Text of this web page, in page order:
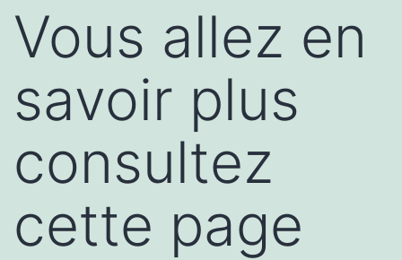
Vous allez en
savoir plus
consultez
cette page